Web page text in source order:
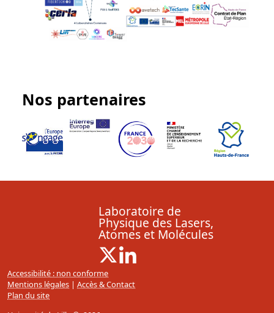
Nos partenaires
Laboratoire de
Physique des Lasers,
Atomes et Molécules
X ( Nouvelle fenêtre)
Accessibilité : non conforme
Mentions légales | Accès & Contact
Plan du site